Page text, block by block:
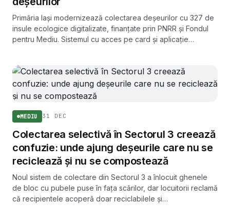
Primăria Iași modernizează colectarea deșeurilor cu 327 de
insule ecologice digitalizate, finanțate prin PNRR și Fondul
pentru Mediu. Sistemul cu acces pe card și aplicație
MEDIU 31 DEC
Colectarea selectivă în Sectorul 3 creează
confuzie: unde ajung deșeurile care nu se
reciclează și nu se compostează
Noul sistem de colectare din Sectorul 3 a înlocuit ghenele
de bloc cu pubele puse în fața scărilor, dar locuitorii reclamă
că recipientele acoperă doar reciclabilele și